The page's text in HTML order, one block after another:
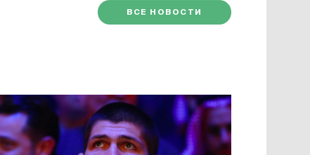
ВСЕ НОВОСТИ